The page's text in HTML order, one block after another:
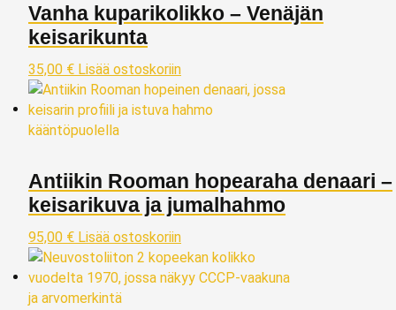
Vanha kuparikolikko – Venäjän
keisarikunta
35,00 € Lisää ostoskoriin
Antiikin Rooman hopearaha denaari –
keisarikuva ja jumalhahmo
95,00 € Lisää ostoskoriin